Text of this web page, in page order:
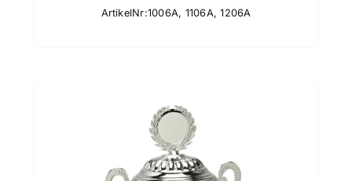
419.00kr
ArtikelNr:1006A, 1106A, 1206A